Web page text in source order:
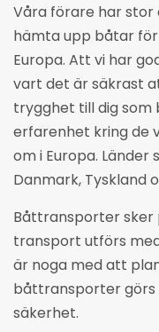
Våra förare har
hämta upp båtar
Europa. Att vi har
vart det är säkrast
trygghet till dig som
erfarenhet kring de
om i Europa.
Danmark, Tyskland
Båttransporter sker
transport utförs
är noga med att
båttransporter görs
säkerhet.